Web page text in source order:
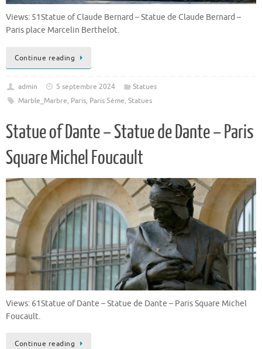
Views: 51Statue of Claude Bernard – Statue de Claude Bernard –
Paris place Marcelin Berthelot.
Continue reading
admin 5 septembre 2024
Statues
Marble_Marbre, Paris, Paris 5ème, Statues
Statue of Dante – Statue de Dante – Paris
Square Michel Foucault
Views: 61Statue of Dante – Statue de Dante – Paris Square Michel
Foucault.
Continue reading